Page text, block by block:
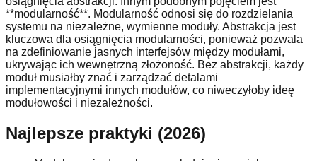
**modularność**. Modularność odnosi się do rozdzielania
systemu na niezależne, wymienne moduły. Abstrakcja jest
kluczowa dla osiągnięcia modularności, ponieważ pozwala
na zdefiniowanie jasnych interfejsów między modułami,
ukrywając ich wewnętrzną złożoność. Bez abstrakcji, każdy
moduł musiałby znać i zarządzać detalami
implementacyjnymi innych modułów, co niweczyłoby ideę
modułowości i niezależności.
Najlepsze praktyki (2026)